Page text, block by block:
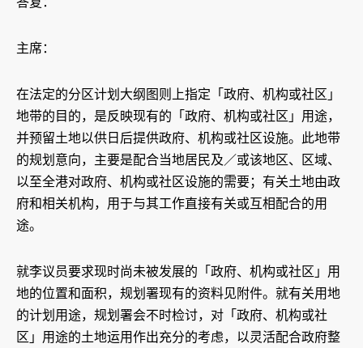
主席：
在法定的分区计划大纲图则上指定「政府、机构或社区」
地带的目的，是反映现有的「政府、机构或社区」用途，
并预留土地以供日后提供政府、机构或社区设施。此地带
的规划意向，主要是配合当地居民及／或该地区、区域、
以至全港对政府、机构或社区设施的需要；有关土地由政
府和相关机构，用于与其工作直接有关或互相配合的用
途。
就李议员要求现时尚未被发展的「政府、机构或社区」用
地的位置和面积，规划署现有的资料见附件。就有关用地
的计划用途，规划署会不时检讨，对「政府、机构或社
区」用途的土地运用作出充分的考虑，以灵活配合政府整